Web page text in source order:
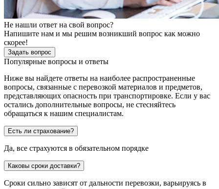
Не нашли ответ на свой вопрос?
Напишите нам и мы решим возникший вопрос как можно
скорее!
Задать вопрос
Популярные вопросы и ответы
Ниже вы найдете ответы на наиболее распространенные
вопросы, связанные с перевозкой материалов и предметов,
представляющих опасность при транспортировке. Если у вас
остались дополнительные вопросы, не стесняйтесь
обращаться к нашим специалистам.
Есть ли страхование?
Да, все страхуются в обязательном порядке
Каковы сроки доставки?
Сроки сильно зависят от дальности перевозки, варьируясь в